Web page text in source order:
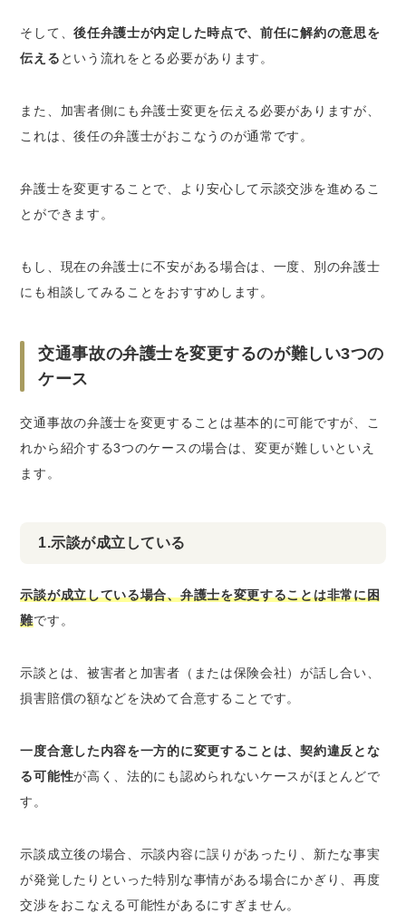
そして、後任弁護士が内定した時点で、前任に解約の意思を
伝える という流れをとる必要があります。
また、加害者側にも弁護士変更を伝える必要がありますが、
これは、後任の弁護士がおこなうのが通常です。
弁護士を変更することで、より安心して示談交渉を進めるこ
とができます。
もし、現在の弁護士に不安がある場合は、一度、別の弁護士
にも相談してみることをおすすめします。
交通事故の弁護士を変更するのが難しい3つの
ケース
交通事故の弁護士を変更することは基本的に可能ですが、こ
れから紹介する3つのケースの場合は、変更が難しいといえ
ます。
1.示談が成立している
示談が成立している場合、弁護士を変更することは非常に困
難です。
示談とは、被害者と加害者（または保険会社）が話し合い、
損害賠償の額などを決めて合意することです。
一度合意した内容を一方的に変更することは、契約違反とな
る可能性が高く、法的にも認められないケースがほとんどで
す。
示談成立後の場合、示談内容に誤りがあったり、新たな事実
が発覚したりといった特別な事情がある場合にかぎり、再度
交渉をおこなえる可能性があるにすぎません。